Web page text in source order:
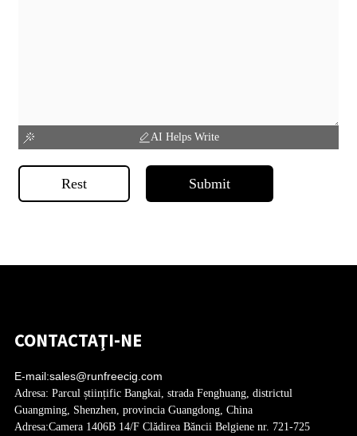
AI Helps Write
Rest Submit
CONTACTAŢI-NE
E-mail:sales@runfreecig.com
Adresa: Parcul științific Bangkai, strada Fenghuang, districtul
Guangming, Shenzhen, provincia Guangdong, China
Adresa:Camera 1406B 14/F Clădirea Băncii Belgiene nr. 721-725